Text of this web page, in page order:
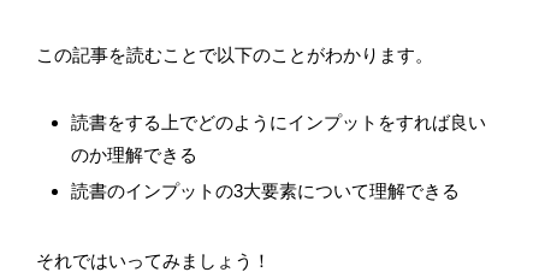
この記事を読むことで以下のことがわかります。
読書をする上でどのようにインプットをすれば良い
のか理解できる
読書のインプットの3大要素について理解できる
それではいってみましょう！